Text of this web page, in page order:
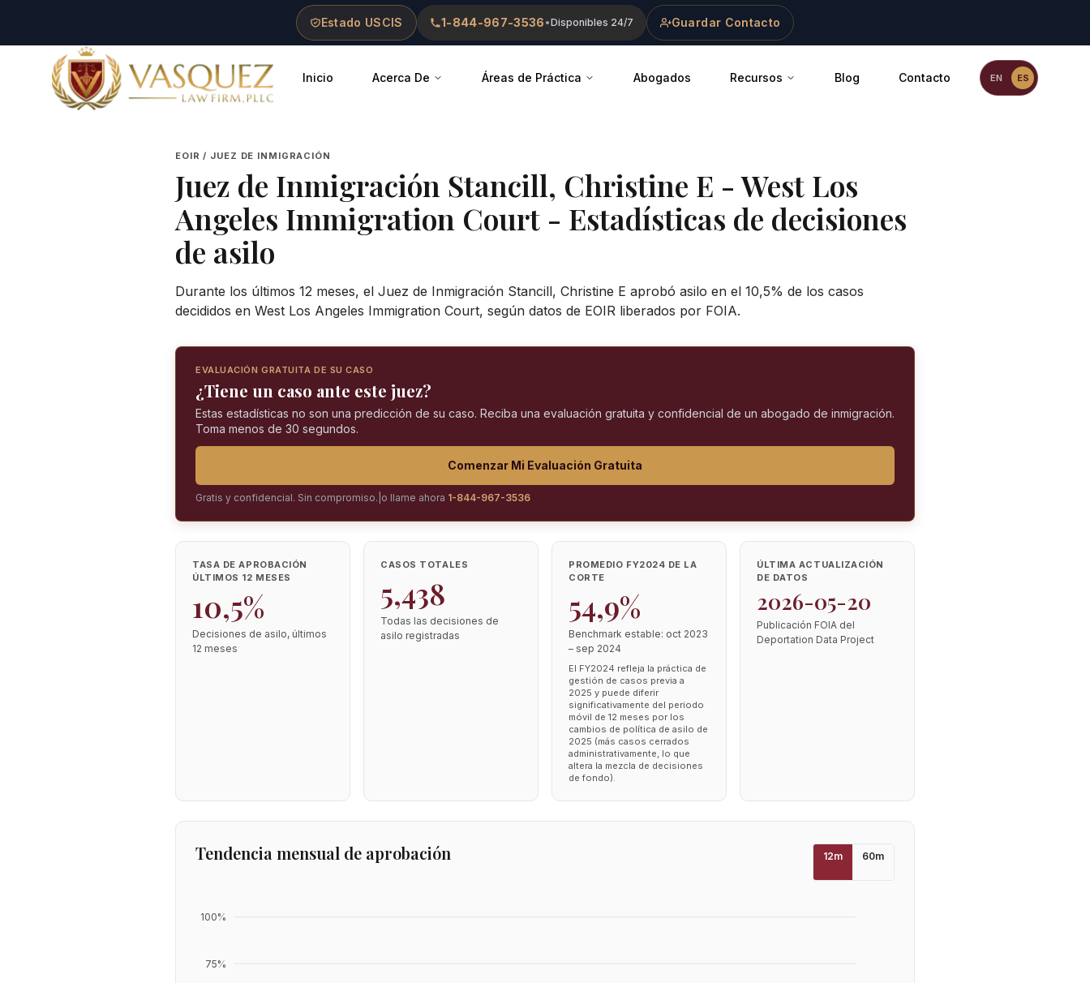
Estado USCIS 1-844-967-3536 •Disponibles 24/7 Guardar Contacto
Vasquez Law Firm - Home
Inicio Acerca De Áreas de Práctica Abogados Recursos Blog Contacto ES
EN
EOIR / JUEZ DE INMIGRACIÓN
Juez de Inmigración Stancill, Christine E -West Los
Angeles Immigration Court - Estadísticas de decisiones
de asilo
Durante los últimos 12 meses, el Juez de Inmigración Stancill, Christine E aprobó asilo en el 10,5% de los casos
decididos en West Los Angeles Immigration Court, según datos de EOIR liberados por FOIA.
EVALUACIÓN GRATUITA DE SU CASO
¿Tiene un caso ante este juez?
Estas estadísticas no son una predicción de su caso. Reciba una evaluación gratuita y confidencial de un abogado de inmigración.
Toma menos de 30 segundos.
Comenzar Mi Evaluación Gratuita
Gratis y confidencial. Sin compromiso. o llame ahora 1-844-967-3536
TASA DE APROBACIÓN
ÚLTIMOS 12 MESES
10,5%
Decisiones de asilo, últimos
12 meses
CASOS TOTALES
5,438
Todas las decisiones de
asilo registradas
PROMEDIO FY2024 DE LA
CORTE
54,9%
Benchmark estable: oct 2023
– sep 2024
El FY2024 refleja la práctica de
gestión de casos previa a
2025 y puede diferir
significativamente del periodo
móvil de 12 meses por los
cambios de política de asilo de
2025 (más casos cerrados
administrativamente, lo que
altera la mezcla de decisiones
de fondo).
ÚLTIMA ACTUALIZACIÓN
DE DATOS
2026-05-20
Publicación FOIA del
Deportation Data Project
Tendencia mensual de aprobación 12m 60m
75%
100%